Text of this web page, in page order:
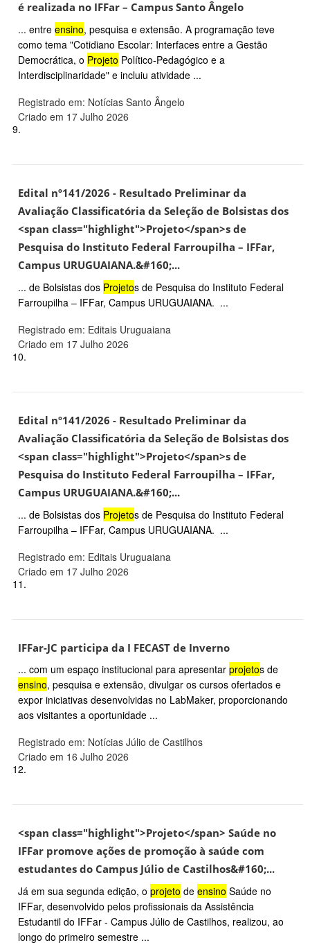
é realizada no IFFar – Campus Santo Ângelo
... entre ensino, pesquisa e extensão. A programação teve
como tema "Cotidiano Escolar: Interfaces entre a Gestão
Democrática, o Projeto Político-Pedagógico e a
Interdisciplinaridade" e incluiu atividade ...
Registrado em: Notícias Santo Ângelo
Criado em 17 Julho 2026
9.
Edital nº141/2026 - Resultado Preliminar da
Avaliação Classificatória da Seleção de Bolsistas dos
<span class="highlight">Projeto</span>s de
Pesquisa do Instituto Federal Farroupilha – IFFar,
Campus URUGUAIANA.&#160;...
... de Bolsistas dos Projetos de Pesquisa do Instituto Federal
Farroupilha – IFFar, Campus URUGUAIANA. ...
Registrado em: Editais Uruguaiana
Criado em 17 Julho 2026
10.
Edital nº141/2026 - Resultado Preliminar da
Avaliação Classificatória da Seleção de Bolsistas dos
<span class="highlight">Projeto</span>s de
Pesquisa do Instituto Federal Farroupilha – IFFar,
Campus URUGUAIANA.&#160;...
... de Bolsistas dos Projetos de Pesquisa do Instituto Federal
Farroupilha – IFFar, Campus URUGUAIANA. ...
Registrado em: Editais Uruguaiana
Criado em 17 Julho 2026
11.
IFFar-JC participa da I FECAST de Inverno
... com um espaço institucional para apresentar projetos de
ensino, pesquisa e extensão, divulgar os cursos ofertados e
expor iniciativas desenvolvidas no LabMaker, proporcionando
aos visitantes a oportunidade ...
Registrado em: Notícias Júlio de Castilhos
Criado em 16 Julho 2026
12.
<span class="highlight">Projeto</span> Saúde no
IFFar promove ações de promoção à saúde com
estudantes do Campus Júlio de Castilhos&#160;...
Já em sua segunda edição, o projeto de ensino Saúde no
IFFar, desenvolvido pelos profissionais da Assistência
Estudantil do IFFar - Campus Júlio de Castilhos, realizou, ao
longo do primeiro semestre ...